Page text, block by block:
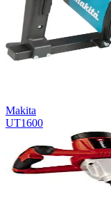
Makita
UT1600